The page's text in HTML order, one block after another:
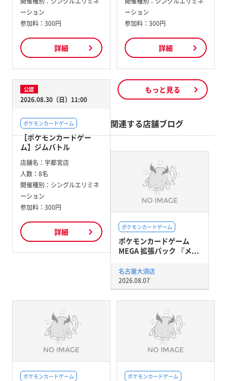
ーション
参加料： 300円
詳細
ーション
参加料： 300円
詳細
公認
2026.08.30（日）11:00
ポケモンカードゲーム
【ポケモンカードゲー
ム】ジムバトル
店舗名： 宇都宮店
人数： 8名
開催種別： シングルエリミネ
ーション
参加料： 300円
詳細
もっと見る
関連する店舗ブログ
ポケモンカードゲーム
ポケモンカードゲーム
MEGA 拡張パック 『メ...
名古屋大須店
2026.08.07
ポケモンカードゲーム
ポケモンカードゲーム